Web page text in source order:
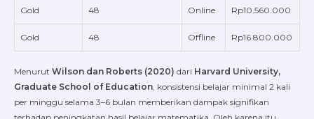
Gold 48 Online Rp10.560.000
Gold 48 Offline Rp16.800.000
Menurut Wilson dan Roberts (2020) dari Harvard University,
Graduate School of Education , konsistensi belajar minimal 2 kali
per minggu selama 3–6 bulan memberikan dampak signifikan